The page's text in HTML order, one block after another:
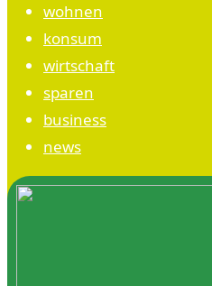
wohnen
konsum
wirtschaft
sparen
business
news